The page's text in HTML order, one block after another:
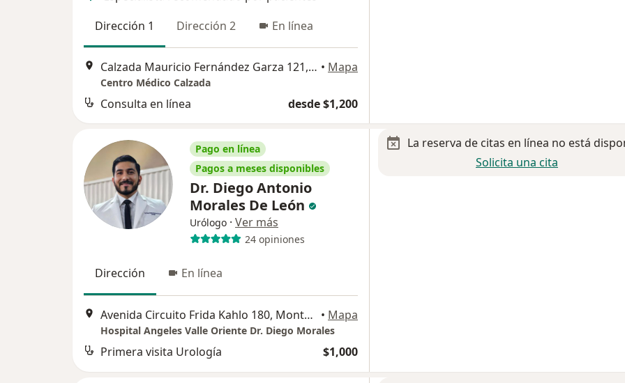
Dirección 1
Dirección 2 En línea
Calzada Mauricio Fernández Garza 121, Monterrey • Mapa
Centro Médico Calzada
Consulta en línea desde $1,200
Pago en línea
Pagos a meses disponibles
Dr. Diego Antonio
Morales De León
Urólogo · Ver más
24 opiniones
Dirección En línea
Avenida Circuito Frida Kahlo 180, Monterrey • Mapa
Hospital Angeles Valle Oriente Dr. Diego Morales
Primera visita Urología $1,000
La reserva de citas en línea no está
Solicita una cita